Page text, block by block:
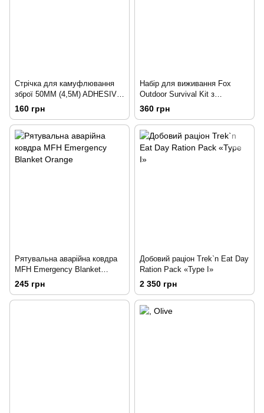
Стрічка для камуфлювання
зброї 50MM (4,5M) ADHESIVE
TAPE COYOTEОлива
160 грн
Набір для виживання Fox
Outdoor Survival Kit з
паракордом Olive
360 грн
Рятувальна аварійна ковдра
MFH Emergency Blanket
Orange
245 грн
Добовий раціон Trek`n Eat Day
Ration Pack «Type I»
2 350 грн